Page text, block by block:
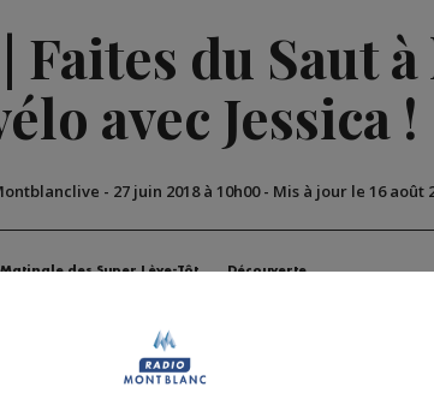
Faites du Saut
avec Jessica !
- 27 juin 2018 à 10h00- Mis à jour le 16 août
des Super Lève-Tôt Découverte